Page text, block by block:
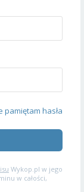
pamiętam hasła
Wykop.pl w jego
w całości,